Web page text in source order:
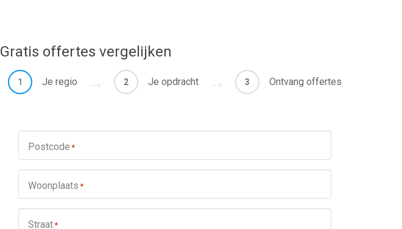
Gratis offertes vergelijken
1 Je regio 2 Je opdracht 3 Ontvang offertes
Postcode *
Woonplaats *
Straat*